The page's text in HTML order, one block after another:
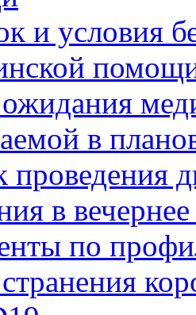
и условия
в
проведения
в
по